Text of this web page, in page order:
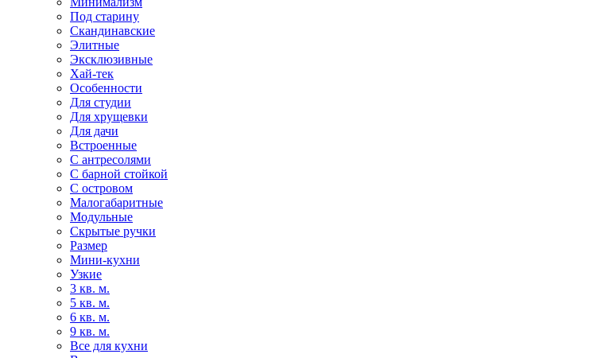
Под старину
Скандинавские
Элитные
Эксклюзивные
Хай-тек
Особенности
Для студии
Для хрущевки
Для дачи
Встроенные
С антресолями
С барной стойкой
С островом
Малогабаритные
Модульные
Скрытые ручки
Размер
Мини-кухни
Узкие
3 кв. м.
5 кв. м.
6 кв. м.
9 кв. м.
Все для кухни